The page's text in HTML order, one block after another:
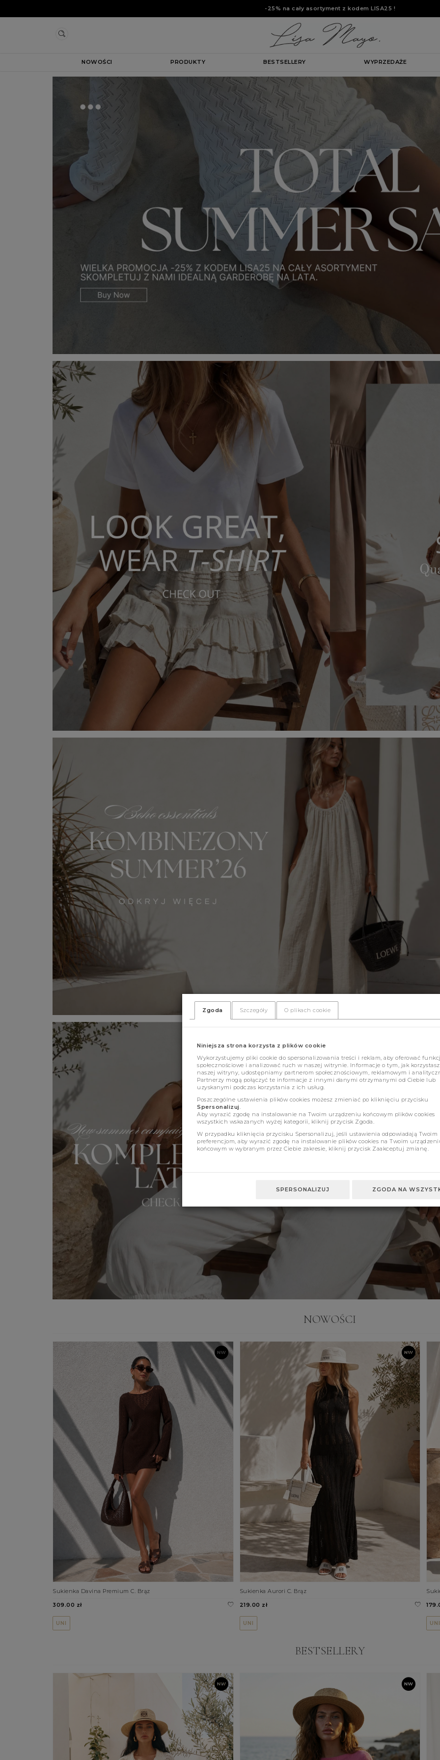
-25% na cały asortyment z kodem LISA25 !
NOWOŚCI PRODUKTY BESTSELLERY WYPRZEDAŻE
NOWOŚCI
Sukienka Davina Premium C. Brąz
309.00 zł
UNI
Sukienka Aurori C. Brąz
219.00 zł
UNI
BESTSELLERY
Zgoda Szczegóły O plikach cookie
Niniejsza strona korzysta z plików cookie
Wykorzystujemy pliki cookie do spersonalizowania treści i reklam, aby oferować
społecznościowe i analizować ruch w naszej witrynie. Informacje o tym, jak
naszej witryny, udostępniamy partnerom społecznościowym, reklamowym i
Partnerzy mogą połączyć te informacje z innymi danymi otrzymanymi od Ciebie lub
uzyskanymi podczas korzystania z ich usług.
Poszczególne ustawienia plików cookies możesz zmieniać po kliknięciu przycisku
Spersonalizuj
Aby wyrazić zgodę na instalowanie na Twoim urządzeniu końcowym plików cookies
wszystkich wskazanych wyżej kategorii, kliknij przycisk Zgoda.
W przypadku kliknięcia przycisku Spersonalizuj, jeśli ustawienia odpowiadają Twoim
preferencjom, aby wyrazić zgodę na instalowanie plików cookies na Twoim
końcowym w wybranym przez Ciebie zakresie, kliknij przycisk Zaakceptuj zmianę.
SPERSONALIZUJ ZGODA NA